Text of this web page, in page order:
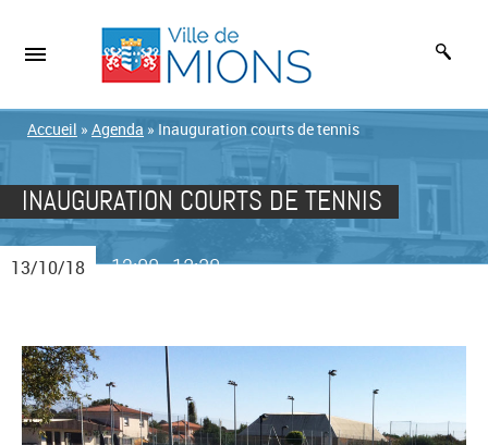
Accueil » Agenda » Inauguration courts de tennis
INAUGURATION COURTS DE TENNIS
13/10/18 12:00-13:30